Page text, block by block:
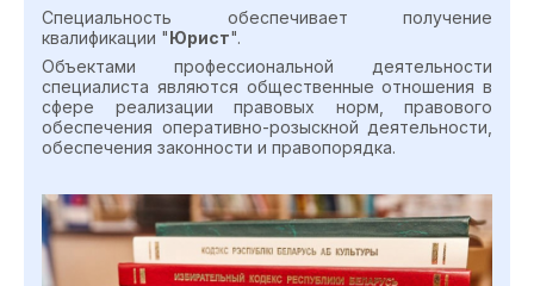
Специальность обеспечивает получение
квалификации "Юрист".
Объектами профессиональной деятельности
специалиста являются общественные отношения в
сфере реализации правовых норм, правового
обеспечения оперативно-розыскной деятельности,
обеспечения законности и правопорядка.